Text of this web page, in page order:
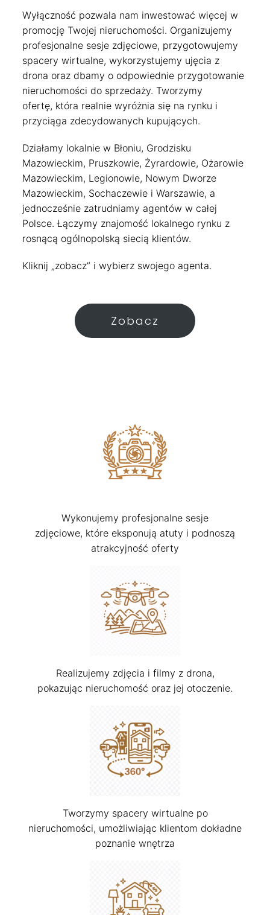
Wyłączność pozwala nam inwestować więcej w
promocję Twojej nieruchomości. Organizujemy
profesjonalne sesje zdjęciowe, przygotowujemy
spacery wirtualne, wykorzystujemy ujęcia z
drona oraz dbamy o odpowiednie przygotowanie
nieruchomości do sprzedaży. Tworzymy
ofertę, która realnie wyróżnia się na rynku i
przyciąga zdecydowanych kupujących.
Działamy lokalnie w Błoniu, Grodzisku
Mazowieckim, Pruszkowie, Żyrardowie, Ożarowie
Mazowieckim, Legionowie, Nowym Dworze
Mazowieckim, Sochaczewie i Warszawie, a
jednocześnie zatrudniamy agentów w całej
Polsce. Łączymy znajomość lokalnego rynku z
rosnącą ogólnopolską siecią klientów.
Kliknij „zobacz” i wybierz swojego agenta.
Zobacz
Wykonujemy profesjonalne sesje
zdjęciowe, które eksponują atuty i podnoszą
atrakcyjność oferty
Realizujemy zdjęcia i filmy z drona,
pokazując nieruchomość oraz jej otoczenie.
Tworzymy spacery wirtualne po
nieruchomości, umożliwiając klientom dokładne
poznanie wnętrza